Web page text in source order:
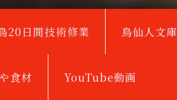
20日間技術修業 鳥仙人文庫
食材 YouTube動画